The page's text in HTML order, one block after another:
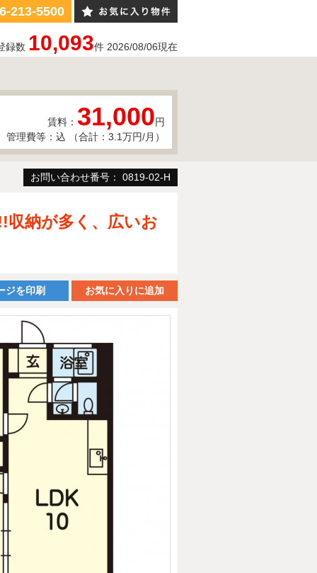
213-5500
録数 10,093件 2026/08/06現在
賃料： 31,000円
管理費等：込 （合計：3.1万円/月）
お問い合わせ番号： 0819-02-H
納が多く、広いお
ジを印刷 お気に入りに追加